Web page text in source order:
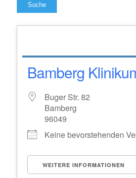
Suche
Bamberg
Buger Str. 82
Bamberg
96049
Keine bevorstehenden
WEITERE INFORMATIONEN